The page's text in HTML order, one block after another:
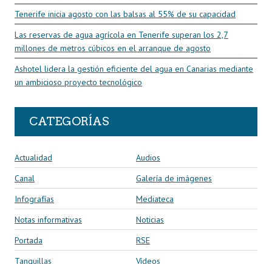
Tenerife inicia agosto con las balsas al 55% de su capacidad
Las reservas de agua agrícola en Tenerife superan los 2,7
millones de metros cúbicos en el arranque de agosto
Ashotel lidera la gestión eficiente del agua en Canarias mediante
un ambicioso proyecto tecnológico
CATEGORÍAS
Actualidad
Audios
Canal
Galería de imágenes
Infografías
Mediateca
Notas informativas
Noticias
Portada
RSE
Tanquillas
Vídeos